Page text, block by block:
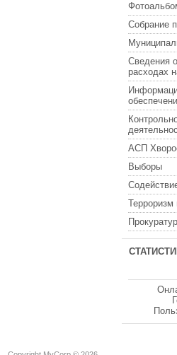
Собрание
Сведения
расходах
АСП
Выборы
Терроризм